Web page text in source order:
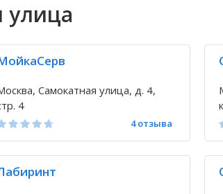
улица
Самокатная улица, д. 4,
4
4 отзыва